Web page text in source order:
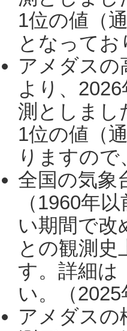
1位の値（
となってお
アメダスの
より、
測としまし
1位の値（
りますの
全国の気象
（1960年
い期間で改
との観測史
す。詳細は
い。（2025
アメダスの